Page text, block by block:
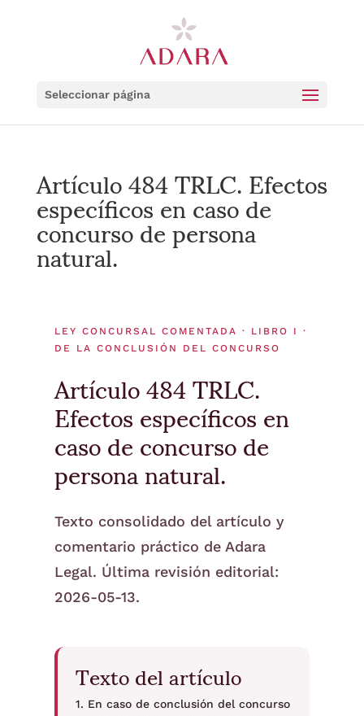
Seleccionar página
Artículo 484 TRLC. Efectos
específicos en caso de
concurso de persona
natural.
LEY CONCURSAL COMENTADA · LIBRO I ·
DE LA CONCLUSIÓN DEL CONCURSO
Artículo 484 TRLC.
Efectos específicos en
caso de concurso de
persona natural.
Texto consolidado del artículo y
comentario práctico de Adara
Legal. Última revisión editorial:
2026-05-13.
Texto del artículo
1. En caso de conclusión del concurso